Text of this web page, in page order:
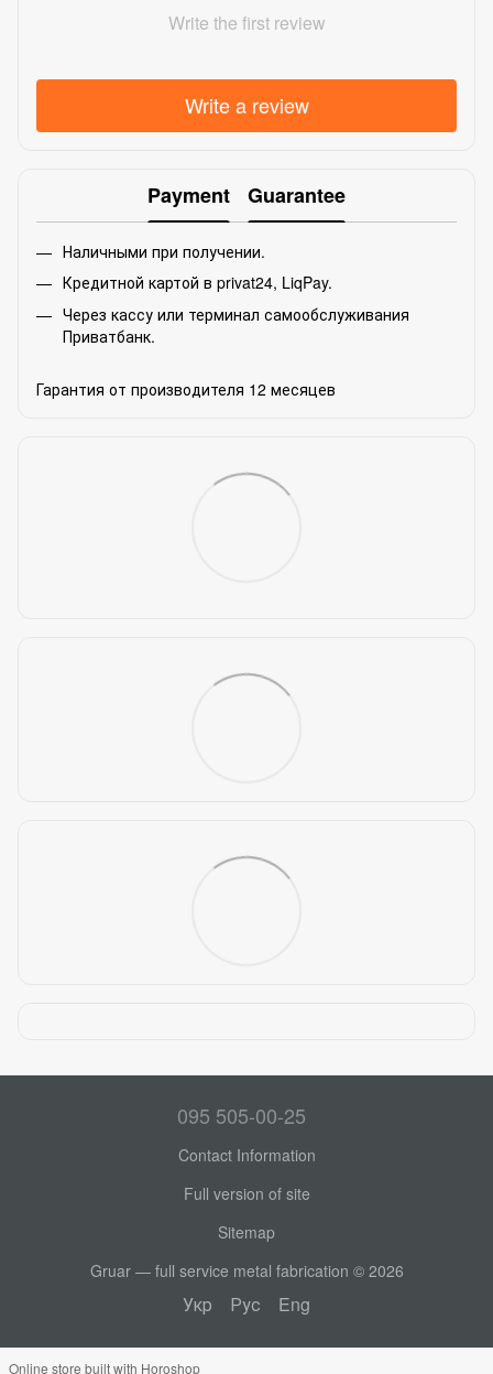
Write the first review
Write a review
Payment Guarantee
Наличными при получении.
Кредитной картой в privat24, LiqPay.
Через кассу или терминал самообслуживания
Приватбанк.
Гарантия от производителя 12 месяцев
095 505-00-25
Contact Information
Full version of site
Sitemap
Gruar — full service metal fabrication © 2026
Укр Рус Eng
Online store built with Horoshop